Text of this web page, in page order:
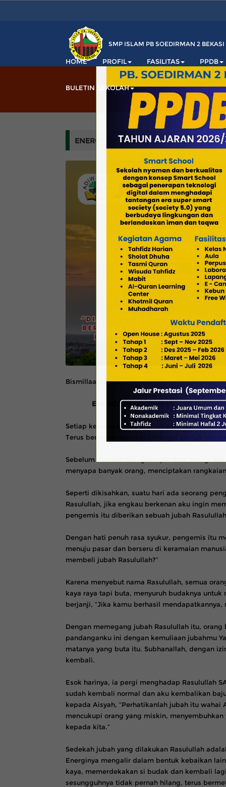
SMP ISLAM PB SOEDIRMAN 2 BEKASI
HOME PROFIL FASILITAS PPDB
BULETIN SEKOLAH
ENERGY OF GOODNESS
Bismillaah,
ENERGY OF GOODNESS
Setiap kebaikan yang kita lakukan, dampak
Terus bergerak menjadi berbagai bentuk
Sebelum kembali menghampiri kita, energi
menyapa banyak orang, menciptakan
Seperti dikisahkan, suatu hari ada seorang
Rasulullah, jika engkau berkenan aku ingin
pengemis itu diberikan sebuah jubah
Dengan hati penuh rasa syukur, pengemis itu
menuju pasar dan berseru di keramaian
membeli jubah Rasulullah?”
Karena menyebut nama Rasulullah, semua
kaya raya tapi buta, menyuruh budaknya
berjanji, “Jika kamu berhasil
Dengan memegang jubah Rasulullah itu,
pandanganku ini dengan kemuliaan jubahmu
matanya yang buta itu. Subhanallah, dengan
kembali.
Esok harinya, ia pergi menghadap Rasulullah
sudah kembali normal dan aku kembalikan
kepada Aisyah, “Perhatikanlah jubah itu
mencukupi orang yang miskin,
kepada kita.”
Sedekah jubah yang dilakukan Rasulullah
Energinya mengalir dalam bentuk kebaikan
kaya, memerdekakan si budak dan kembali
sesungguhnya tidak pernah hilang, terus